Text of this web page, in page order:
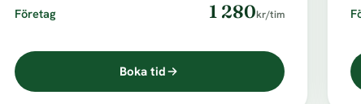
Företag 1 280kr/tim
Boka tid